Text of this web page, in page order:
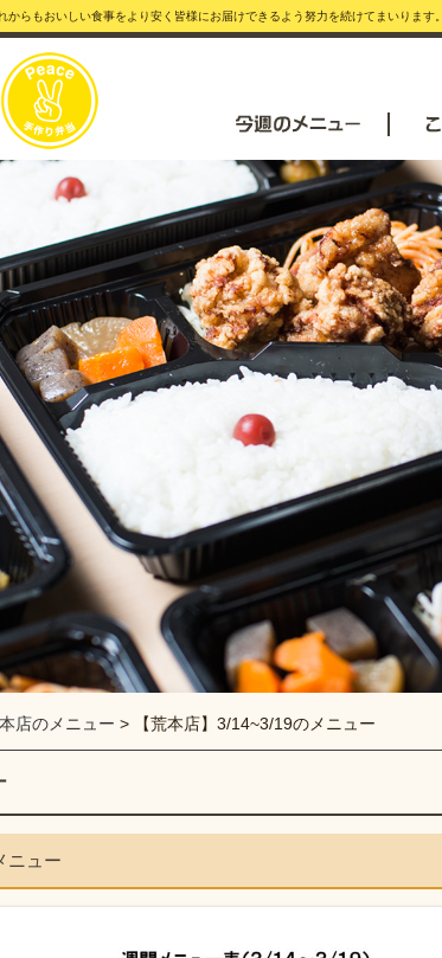
らもおいしい食事をより安く皆様にお届けできるよう努力を続けてまいります。
店のメニュー > 【荒本店】3/14~3/19のメニュー
ニュー